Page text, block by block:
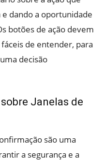
dando a oportunidade
botões de ação devem
de entender, para
decisão
Janelas de
são uma
a segurança e a